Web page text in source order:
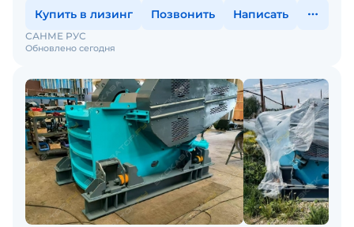
Купить в лизинг Позвонить Написать
Обновлено сегодня
САНМЕ РУС